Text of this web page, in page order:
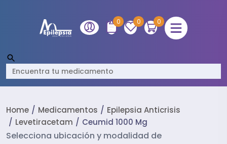
0 0 0
Home Medicamentos
Epilepsia Anticrisis
Levetiracetam
Ceumid 1000 Mg
Selecciona ubicación y modalidad de